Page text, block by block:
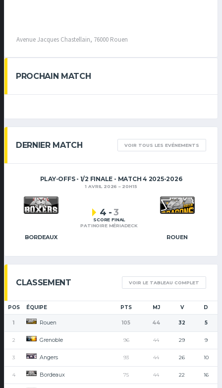
Avenue Jacques Chastellain, 76000 Rouen
PROCHAIN MATCH
DERNIER MATCH VOIR TOUS LES EVÉNEMENTS
PLAY-OFFS - 1/2 FINALE - MATCH 4 2025-2026
1 AVRIL 2026 20H15
BORDEAUX ROUEN
4 -3
SCORE FINAL
PATINOIRE MÉRIADECK
CLASSEMENT VOIR LE TABLEAU COMPLET
POS ÉQUIPE PTS MJ V D
1 Rouen 105 44 32 5
2 Grenoble 96 44 29 9
3 Angers 93 44 26 10
4 Bordeaux 75 44 22 16